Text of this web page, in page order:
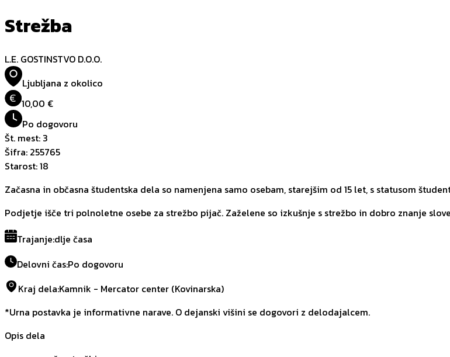
Strežba
L.E. GOSTINSTVO D.O.O.
Ljubljana z okolico
€ 10,00 €
Po dogovoru
Št. mest: 3
Šifra: 255765
Starost:18
Začasna in občasna študentska dela so namenjena samo osebam, starejšim od 15 let, s statusom
Podjetje išče tri polnoletne osebe za strežbo pijač. Zaželene so izkušnje s strežbo in dobro znanje
Trajanje:dlje časa
Delovni čas:Po dogovoru
Kraj dela:Kamnik - Mercator center (Kovinarska)
*Urna postavka je informativne narave. O dejanski višini se dogovori z delodajalcem.
Opis dela